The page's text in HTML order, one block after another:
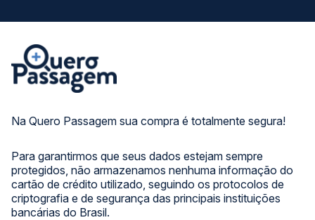
Na Quero Passagem sua compra é totalmente segura!
Para garantirmos que seus dados estejam sempre
protegidos, não armazenamos nenhuma informação do
cartão de crédito utilizado, seguindo os protocolos de
criptografia e de segurança das principais instituições
bancárias do Brasil.